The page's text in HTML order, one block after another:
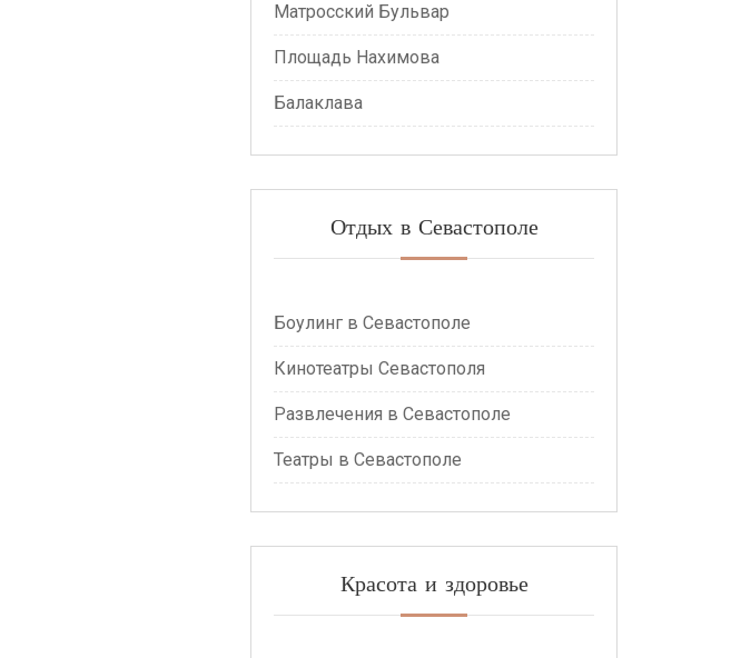
Матросский Бульвар
Площадь Нахимова
Балаклава
Отдых в Севастополе
Боулинг в Севастополе
Кинотеатры Севастополя
Развлечения в Севастополе
Театры в Севастополе
Красота и здоровье